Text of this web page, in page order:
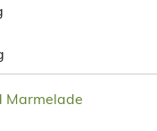
Marmelade